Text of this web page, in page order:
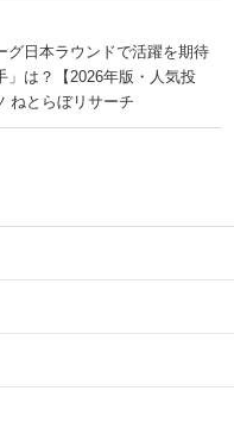
グ日本ラウンドで活躍を期待
」は？【2026年版・人気投
ねとらぼリサーチ